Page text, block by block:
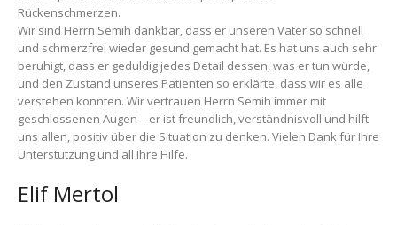
Rückenschmerzen.
Wir sind Herrn Semih dankbar, dass er unseren Vater so schnell
und schmerzfrei wieder gesund gemacht hat. Es hat uns auch sehr
beruhigt, dass er geduldig jedes Detail dessen, was er tun würde,
und den Zustand unseres Patienten so erklärte, dass wir es alle
verstehen konnten. Wir vertrauen Herrn Semih immer mit
geschlossenen Augen – er ist freundlich, verständnisvoll und hilft
uns allen, positiv über die Situation zu denken. Vielen Dank für Ihre
Unterstützung und all Ihre Hilfe.
Elif Mertol